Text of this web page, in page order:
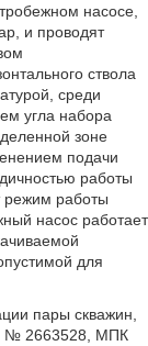
насосе,
и проводят
ствола
среди
угла набора
зоне
подачи
работы
режим работы
насос работает
для
пары скважин,
№ 2663528, МПК